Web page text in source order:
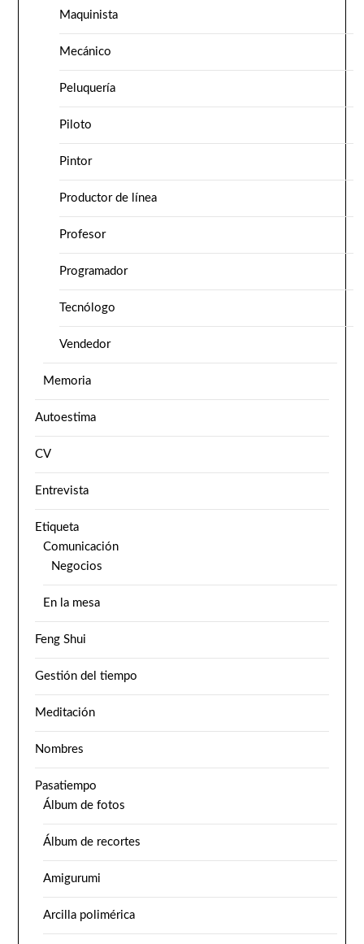
Maquinista
Mecánico
Peluquería
Piloto
Pintor
Productor de línea
Profesor
Programador
Tecnólogo
Vendedor
Memoria
Autoestima
CV
Entrevista
Etiqueta
Comunicación
Negocios
En la mesa
Feng Shui
Gestión del tiempo
Meditación
Nombres
Pasatiempo
Álbum de fotos
Álbum de recortes
Amigurumi
Arcilla polimérica